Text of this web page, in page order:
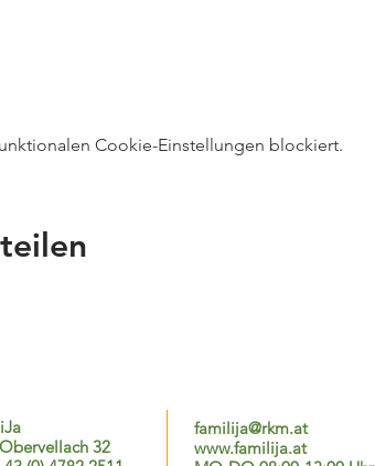
Cookie-Einstellungen blockiert.
32
familija@rkm.at
www.familija.at